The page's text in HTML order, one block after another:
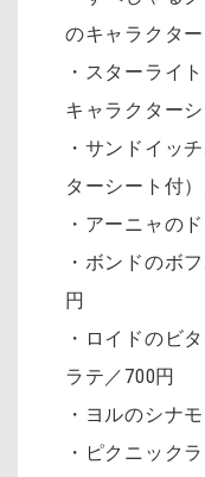
のキャラクタ
・スターライ
キャラクター
・サンドイッ
ターシート付
・アーニャの
・ボンドのボ
円
・ロイドのビ
ラテ／700円
・ヨルのシナ
・ピクニック